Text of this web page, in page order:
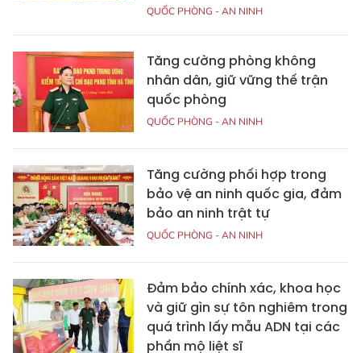
QUỐC PHÒNG - AN NINH
Tăng cường phòng không
nhân dân, giữ vững thế trận
quốc phòng
QUỐC PHÒNG - AN NINH
Tăng cường phối hợp trong
bảo vệ an ninh quốc gia, đảm
bảo an ninh trật tự
QUỐC PHÒNG - AN NINH
Đảm bảo chính xác, khoa học
và giữ gìn sự tôn nghiêm trong
quá trình lấy mẫu ADN tại các
phần mộ liệt sĩ